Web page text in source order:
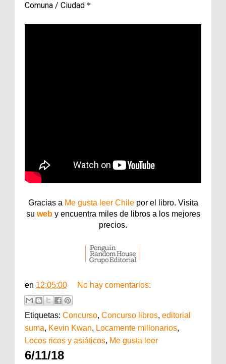
Gracias a Me gusta leer Chilepor el libro. Visita
su web y encuentra miles de libros a los mejores
precios.
en 12:05:00 No hay comentarios:
Etiquetas: Concurso, Concurso libros, editorial
suma, Kevin Kwan, Locamente millonarios,
Locos ricos y asiáticos, Me gusta leer
6/11/18